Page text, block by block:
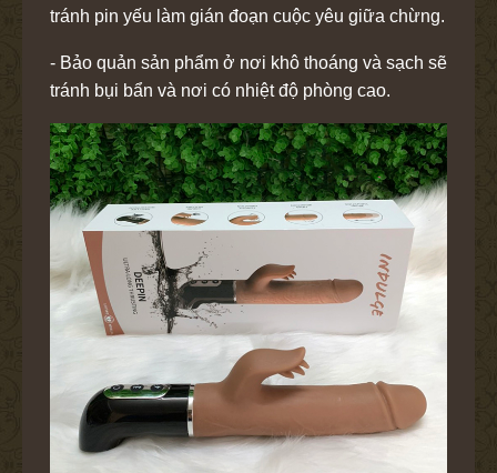
tránh pin yếu làm gián đoạn cuộc yêu giữa chừng.
- Bảo quản sản phẩm ở nơi khô thoáng và sạch sẽ
tránh bụi bẩn và nơi có nhiệt độ phòng cao.